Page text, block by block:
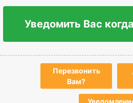
Уведомить Вас
Перезвонить
Вам?